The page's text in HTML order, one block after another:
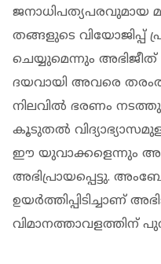
ജനാധിപത്യപരവുമായ
തങ്ങളുടെ വിയോജിപ്പ്
ചെയ്യുമെന്നും അഭിജീത്
ദയവായി അവരെ
നിലവിൽ ഭരണം
കൂടുതൽ
ഈ യുവാക്കളെന്നും
അഭിപ്രായപ്പെട്ടു.
ഉയർത്തിപ്പിടിച്ചാണ്
വിമാനത്താവളത്തിന്